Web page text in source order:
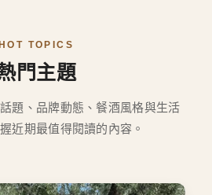
HOT TOPICS
門主題
題、品牌動態、餐酒風格與生活
近期最值得閱讀的內容。